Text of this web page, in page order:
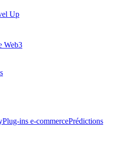
Up
Web3
Plug-ins e-commercePrédictions